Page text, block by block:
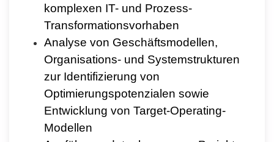
komplexen IT- und Prozess-
Transformationsvorhaben
Analyse von Geschäftsmodellen,
Organisations- und Systemstrukturen
zur Identifizierung von
Optimierungspotenzialen sowie
Entwicklung von Target-Operating-
Modellen